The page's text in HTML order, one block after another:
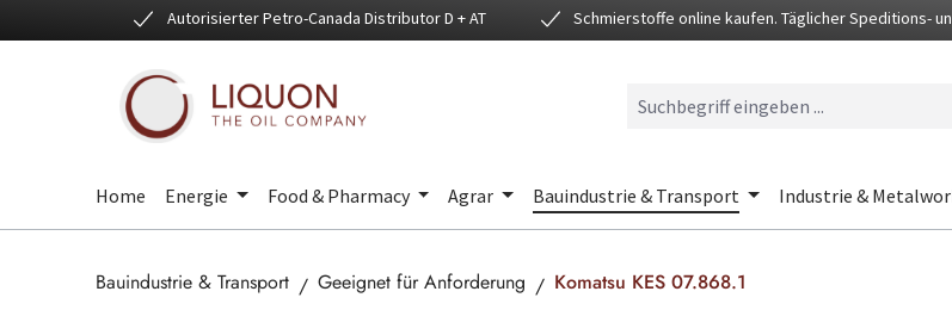
Hauptinhalt springen
Zur Suche springen
Zur Hauptnavigation springenAutorisierter Petro-Canada Distributor D + AT Schmierstoffe online kaufen. Täglicher Speditions-
Home Energie Food & Pharmacy Agrar Bauindustrie & Transport Industrie &
Bauindustrie & Transport Geeignet für Anforderung Komatsu KES 07.868.1